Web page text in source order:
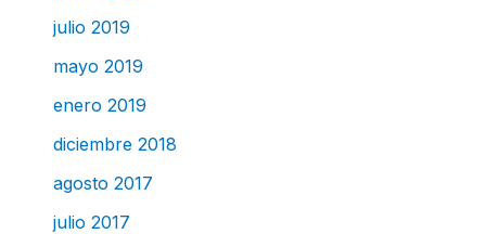
julio 2019
mayo 2019
enero 2019
diciembre 2018
agosto 2017
julio 2017